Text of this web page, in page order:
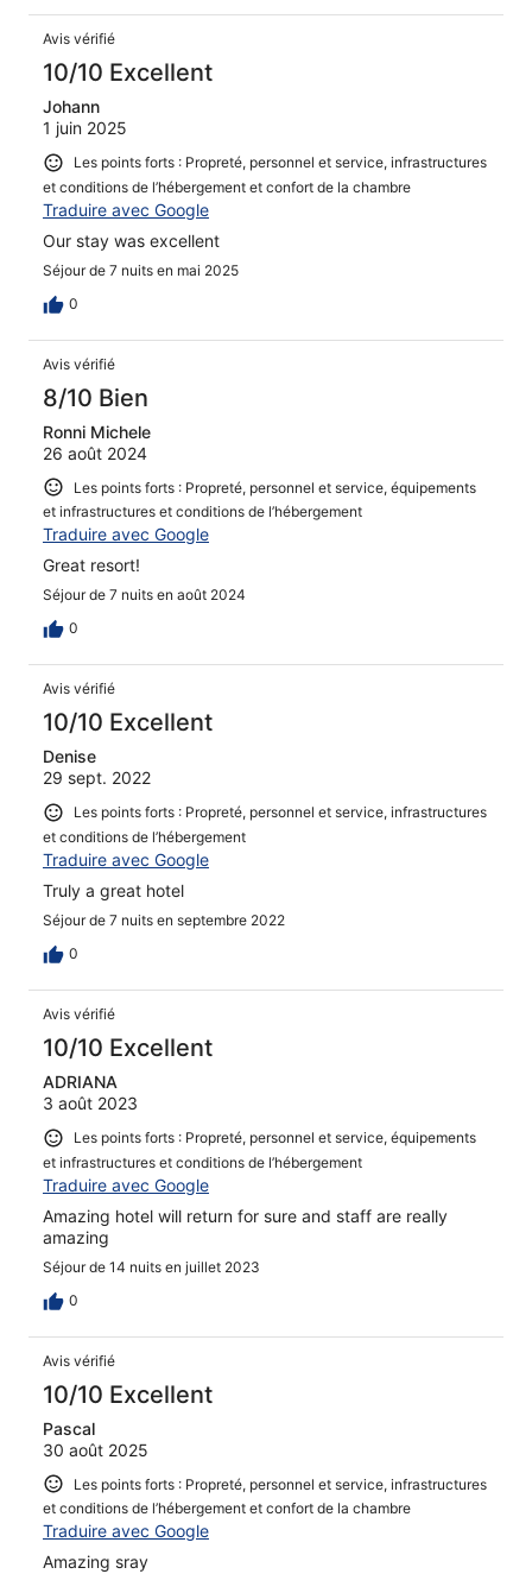
Avis vérifié
10/10 Excellent
Johann
1 juin 2025
Les points forts : Propreté, personnel et service, infrastructures
et conditions de l’hébergement et confort de la chambre
Traduire avec Google
Our stay was excellent
Séjour de 7 nuits en mai 2025
0
Avis vérifié
8/10 Bien
Ronni Michele
26 août 2024
Les points forts : Propreté, personnel et service, équipements
et infrastructures et conditions de l’hébergement
Traduire avec Google
Great resort!
Séjour de 7 nuits en août 2024
0
Avis vérifié
10/10 Excellent
Denise
29 sept. 2022
Les points forts : Propreté, personnel et service, infrastructures
et conditions de l’hébergement
Traduire avec Google
Truly a great hotel
Séjour de 7 nuits en septembre 2022
0
Avis vérifié
10/10 Excellent
ADRIANA
3 août 2023
Les points forts : Propreté, personnel et service, équipements
et infrastructures et conditions de l’hébergement
Traduire avec Google
Amazing hotel will return for sure and staff are really
amazing
Séjour de 14 nuits en juillet 2023
0
Avis vérifié
10/10 Excellent
Pascal
30 août 2025
Les points forts : Propreté, personnel et service, infrastructures
et conditions de l’hébergement et confort de la chambre
Traduire avec Google
Amazing sray